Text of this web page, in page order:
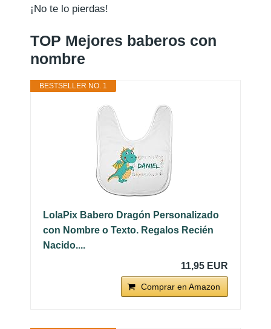
¡No te lo pierdas!
TOP Mejores baberos con
nombre
BESTSELLER NO. 1
LolaPix Babero Dragón Personalizado
con Nombre o Texto. Regalos Recién
Nacido....
11,95 EUR
Comprar en Amazon